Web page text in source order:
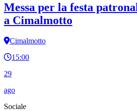
Messa per la festa
a Cimalmotto
Cimalmotto
15:00
29
ago
Sociale